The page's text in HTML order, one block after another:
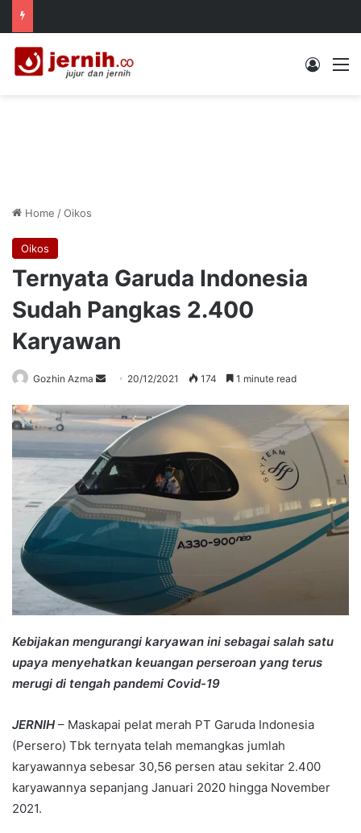
Log In
Home /Oikos
Oikos
Ternyata Garuda Indonesia
Sudah Pangkas 2.400
Karyawan
Gozhin Azma
Send
email
20/12/2021 174 1 minute read
Kebijakan mengurangi karyawan ini sebagai salah satu
upaya menyehatkan keuangan perseroan yang terus
merugi di tengah pandemi Covid-19
JERNIH – Maskapai pelat merah PT Garuda Indonesia
(Persero) Tbk ternyata telah memangkas jumlah
karyawannya sebesar 30,56 persen atau sekitar 2.400
karyawannya sepanjang Januari 2020 hingga November
2021.